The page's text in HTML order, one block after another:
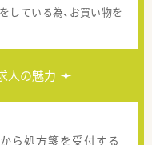
している為、お買い物を
人の魅力
ら処方箋を受付する